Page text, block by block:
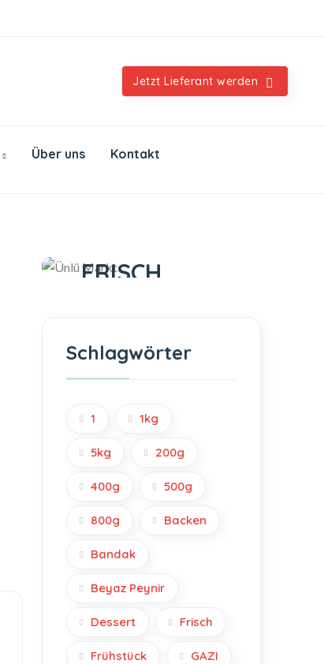
Jetzt Lieferant werden
Über uns Kontakt
FRISCH
Schlagwörter
1 1kg
5kg 200g
400g 500g
800g Backen
Bandak
Beyaz Peynir
Dessert Frisch
Frühstück GAZI